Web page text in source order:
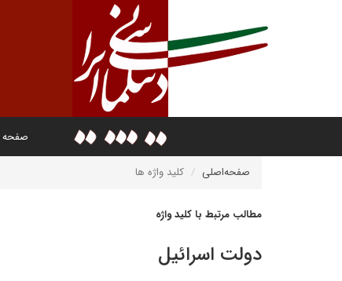
صفحه‌اصلی کلید واژه ها
مطالب مرتبط با کلید واژه
دولت اسرائیل